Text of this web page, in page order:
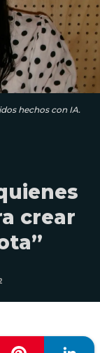
hechos con IA.
crear